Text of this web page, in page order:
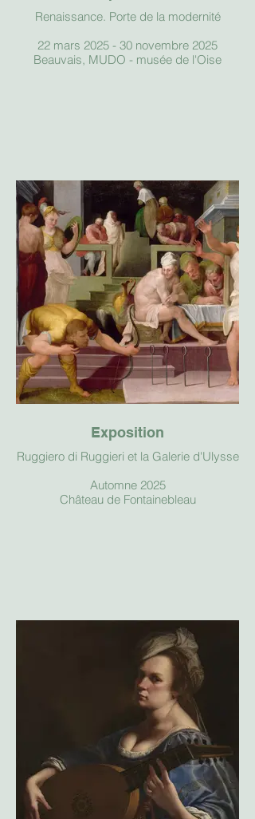
Renaissance. Porte de la modernité
22 mars 2025 - 30 novembre 2025
Beauvais, MUDO - musée de l'Oise
Exposition
Ruggiero di Ruggieri et la Galerie d'Ulysse
Automne 2025
Château de Fontainebleau